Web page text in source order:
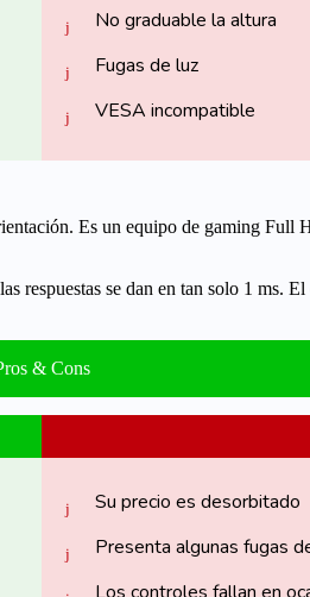
No graduable la altura
Fugas de luz
VESA incompatible
Es un equipo de gaming Full
respuestas se dan en tan solo 1 ms.
& Cons
Su precio es desorbitado
Presenta algunas fugas